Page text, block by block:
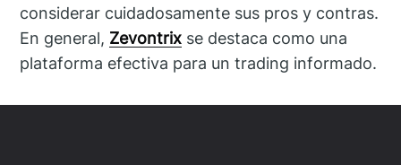
considerar cuidadosamente sus pros y contras.
En general, Zevontrix se destaca como una
plataforma efectiva para un trading informado.